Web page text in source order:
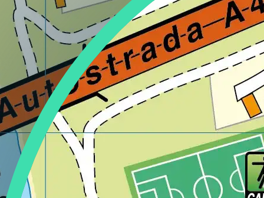
Lombardia
Regione
Marche
Regione
Molise
Regione
Regione
Puglia
Regione
Sardegna